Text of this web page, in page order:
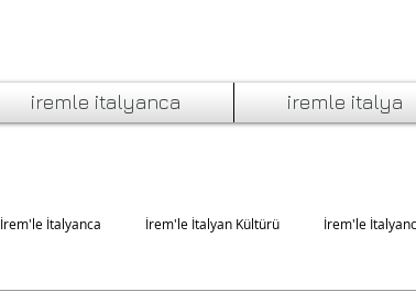
iremle italyanca iremle italya
İrem'le İtalyanca İrem'le İtalyan Kültürü İrem'le